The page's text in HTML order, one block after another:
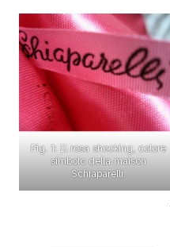
Fig. 1: Il rosa shocking, colore
simbolo della maison
Schiaparelli.